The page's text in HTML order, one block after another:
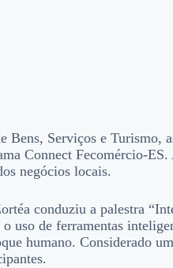
Serviços e
Connect Fecomércio-
negócios locais.
conduziu a palestra
de ferramentas
humano. Considerado